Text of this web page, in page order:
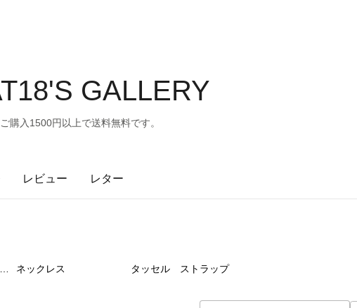
GALLERY
購入1500円以上で送料無料です。
レビュー レター
ネックレス タッセル ストラップ